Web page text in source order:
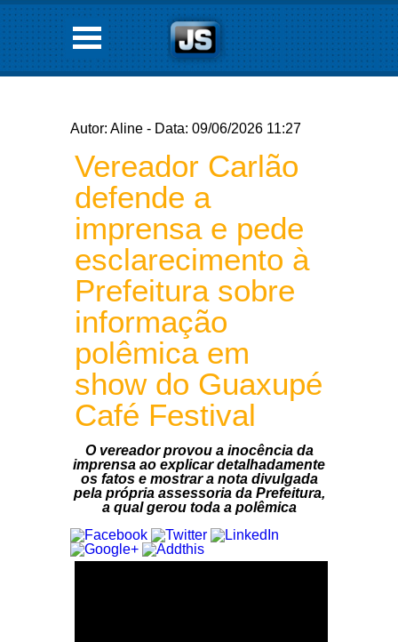
Autor: Aline - Data: 09/06/2026 11:27
Vereador Carlão
defende a
imprensa e pede
esclarecimento à
Prefeitura sobre
informação
polêmica em
show do Guaxupé
Café Festival
O vereador provou a inocência da
imprensa ao explicar detalhadamente
os fatos e mostrar a nota divulgada
pela própria assessoria da Prefeitura,
a qual gerou toda a polêmica